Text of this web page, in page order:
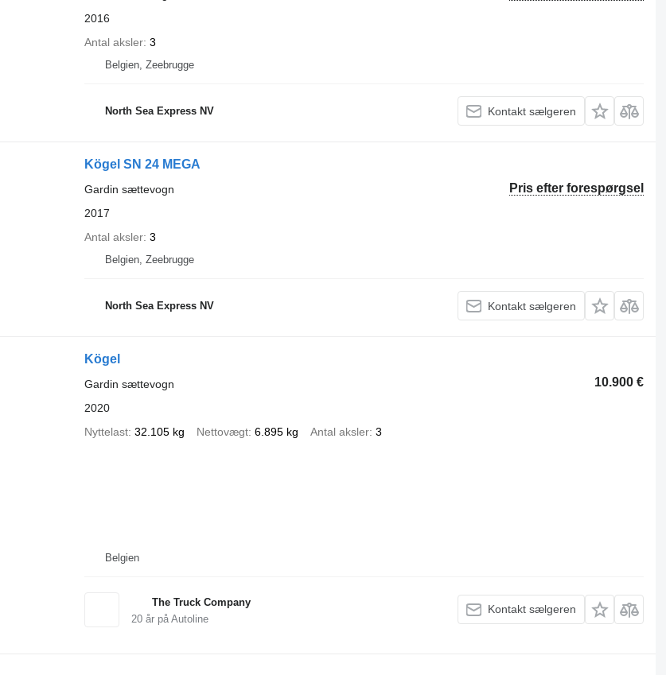
2016
Antal aksler 3
Belgien, Zeebrugge
North Sea Express NV Kontakt sælgeren
Kögel SN 24 MEGA
Pris efter forespørgsel
Gardin sættevogn
2017
Antal aksler 3
Belgien, Zeebrugge
North Sea Express NV Kontakt sælgeren
Kögel
10.900 €
Gardin sættevogn
2020
Nyttelast 32.105 kg Nettovægt 6.895 kg Antal aksler 3
Belgien
The Truck Company
20år på Autoline
Kontakt sælgeren